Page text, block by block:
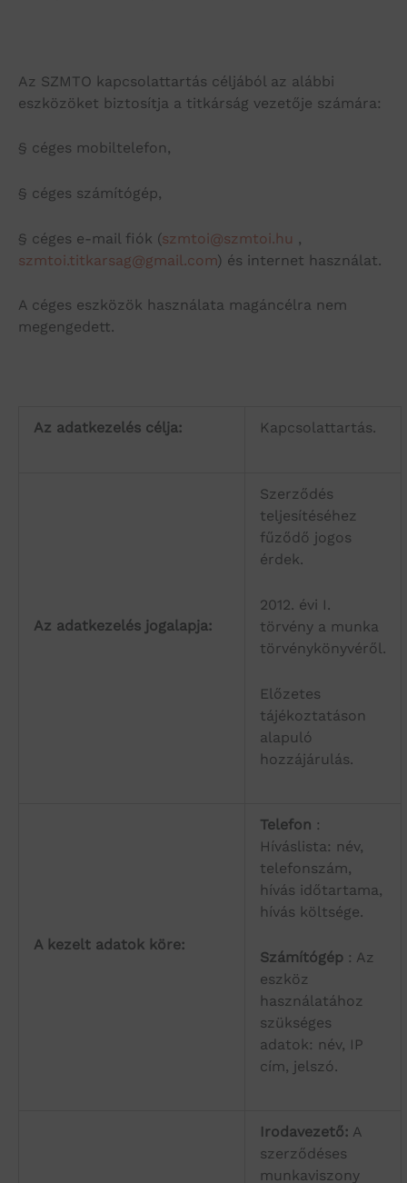
Az SZMTO kapcsolattartás céljából az alábbi
eszközöket biztosítja a titkárság vezetője számára:
§ céges mobiltelefon,
§ céges számítógép,
§ céges e-mail fiók (szmtoi@szmtoi.hu ,
szmtoi.titkarsag@gmail.com) és internet használat.
A céges eszközök használata magáncélra nem
megengedett.
Az adatkezelés célja: Kapcsolattartás.
Az adatkezelés jogalapja:
Szerződés
teljesítéséhez
fűződő jogos
érdek.
2012. évi I.
törvény a munka
törvénykönyvéről.
Előzetes
tájékoztatáson
alapuló
hozzájárulás.
A kezelt adatok köre:
Telefon :
Híváslista: név,
telefonszám,
hívás időtartama,
hívás költsége.
Számítógép : Az
eszköz
használatához
szükséges
adatok: név, IP
cím, jelszó.
Irodavezető: A
szerződéses
munkaviszony